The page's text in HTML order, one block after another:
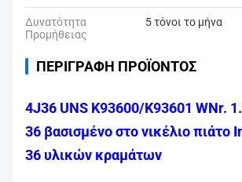
Δυνατότητα
Προμήθειας
5 τόνοι το μήνα
ΠΕΡΙΓΡΑΦΉ ΠΡΟΪΌΝΤΟΣ
4J36 UNS K93600/K93601 WNr.
36 βασισμένο στο νικέλιο πιάτο
36 υλικών κραμάτων